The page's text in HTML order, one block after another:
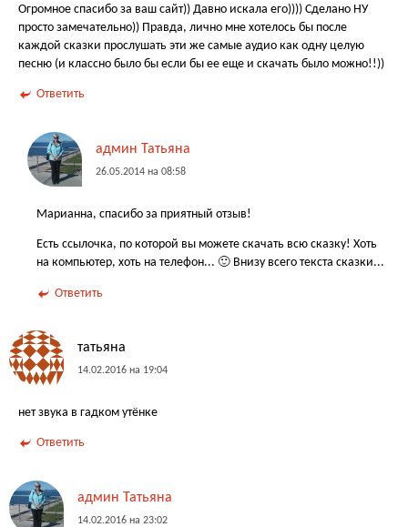
Огромное спасибо за ваш сайт)) Давно искала его)))) Сделано НУ
просто замечательно)) Правда, лично мне хотелось бы после
каждой сказки прослушать эти же самые аудио как одну целую
песню (и классно было бы если бы ее еще и скачать было можно!!))
Ответить
админ Татьяна
26.05.2014 на 08:58
Марианна, спасибо за приятный отзыв!
Есть ссылочка, по которой вы можете скачать всю сказку! Хоть
на компьютер, хоть на телефон... 🙂 Внизу всего текста сказки...
Ответить
татьяна
14.02.2016 на 19:04
нет звука в гадком утёнке
Ответить
админ Татьяна
14.02.2016 на 23:02